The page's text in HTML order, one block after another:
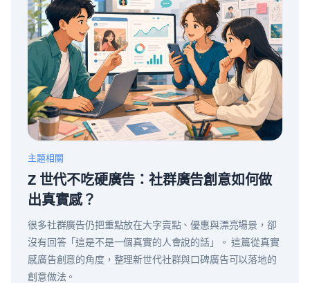
主題相關
Z 世代不吃硬廣告：社群廣告創意如何做
出真實感？
很多社群廣告仍把重點放在大字賣點、優惠與漂亮場景，卻
沒有回答「這是不是一個真實的人會說的話」。 這篇從真實
感廣告創意的角度，整理新世代社群與口碑廣告可以落地的
創意做法。